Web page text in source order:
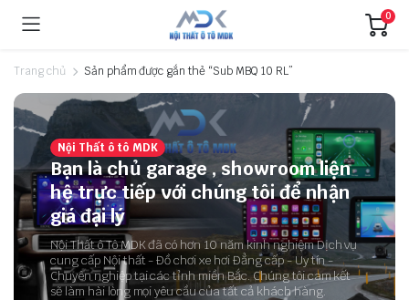
0
Trang chủ Sản phẩm được gắn thẻ “Sub MBQ 10 RL”
Nội Thất ô tô MDK
Bạn là chủ garage , showroom liện
hệ trực tiếp với chúng tôi để nhận
giá đại lý
Nội Thất ô Tô MDK đã có hơn 10 năm kinh nghiệm Dịch vụ
cung cấp Nội thất - Đồ chơi xe hơi Đẳng cấp - Uy tín -
Chuyên nghiệp tại các tỉnh miền Bắc. Chúng tôi cam kết
sẽ làm hài lòng mọi yêu cầu của tất cả khách hàng.